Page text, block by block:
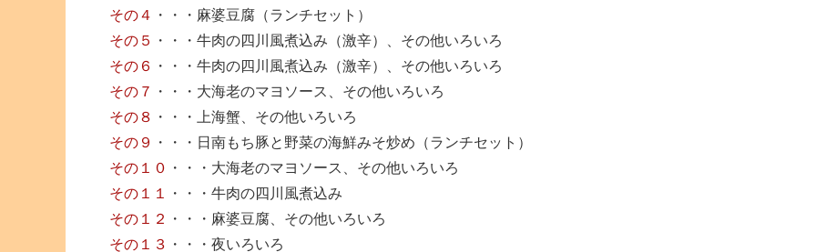
その４ ・・・麻婆豆腐（ランチセット）
その５
・・・牛肉の四川風煮込み（激辛）、その他いろいろ
その６
・・・牛肉の四川風煮込み（激辛）、その他いろいろ
その７
・・・大海老のマヨソース、その他いろいろ
その８ ・・・上海蟹、その他いろいろ
その９
・・・日南もち豚と野菜の海鮮みそ炒め（ランチセット）
その１０ ・・・大海老のマヨソース、その他いろいろ
その１１
・・・牛肉の四川風煮込み
その１２
・・・麻婆豆腐、その他いろいろ
その１３ ・・・夜いろいろ